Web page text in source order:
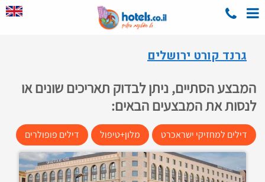
גרנד קורט ירושלים
המבצע הסתיים, ניתן לבדוק תאריכים שונים או
לנסות את המבצעים הבאים:
דילים למחזיקי ישראכרט מלון+טיפול דילים פופולרים